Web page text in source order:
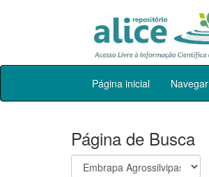
Skip
Página inicial Navegar
Página de Busca